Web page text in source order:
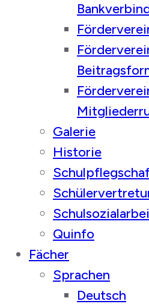
Galerie
Historie
Quinfo
Fächer
Sprachen
Deutsch